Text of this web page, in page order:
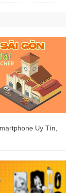
Uy Tín,